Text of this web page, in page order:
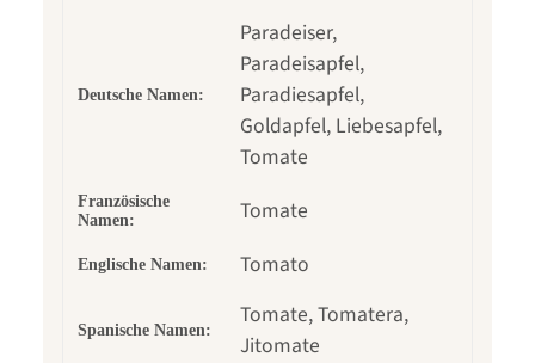
Deutsche Namen:
Paradeiser,
Paradeisapfel,
Paradiesapfel,
Goldapfel, Liebesapfel,
Tomate
Französische
Namen:
Tomate
Englische Namen: Tomato
Spanische Namen:
Tomate, Tomatera,
Jitomate